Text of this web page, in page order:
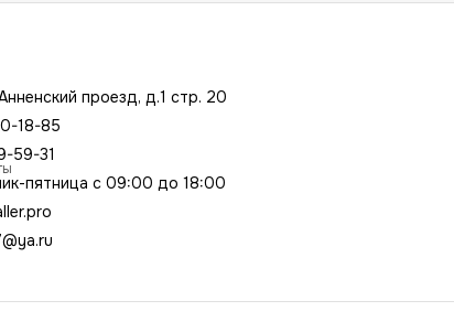
проезд, д.1 стр. 20
18-85
59-31
пятница с 09:00 до 18:00